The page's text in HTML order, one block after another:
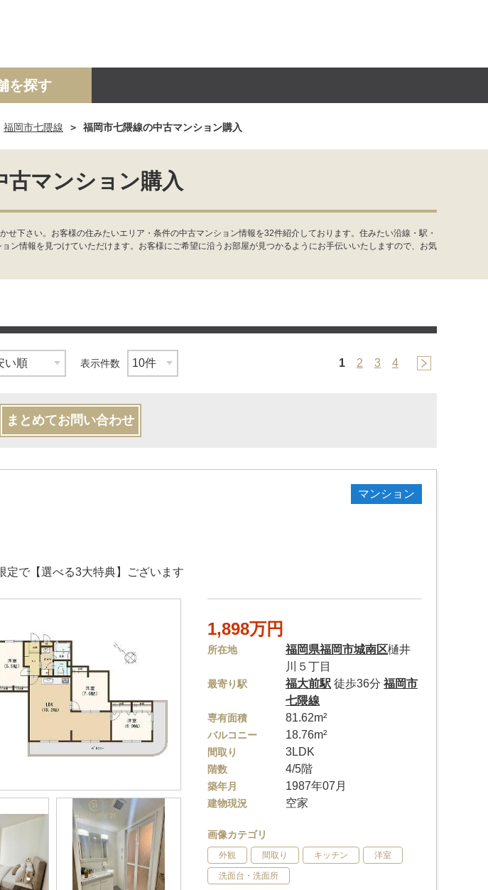
土地 事業投資用
を探す
福岡市七隈線 福岡市七隈線の中古マンション購入
古マンション購入
下さい。お客様の住みたいエリア・条件の中古マンション情報を32件紹介しております。住みたい沿線・駅・
情報を見つけていただけます。お客様にご希望に沿うお部屋が見つかるようにお手伝いいたしますので、お気
表示件数 1 2 3 4
まとめてお問い合わせ
マンション
定で【選べる3大特典】ございます
1,898万円
所在地 福岡県福岡市城南区樋井
川５丁目
最寄り駅 福大前駅 徒歩36分福岡市
七隈線
専有面積 81.62m²
バルコニー 18.76m²
間取り 3LDK
階数 4/5階
築年月 1987年07月
建物現況 空家
画像カテゴリ
外観 間取り キッチン 洋室
洗面台・洗面所